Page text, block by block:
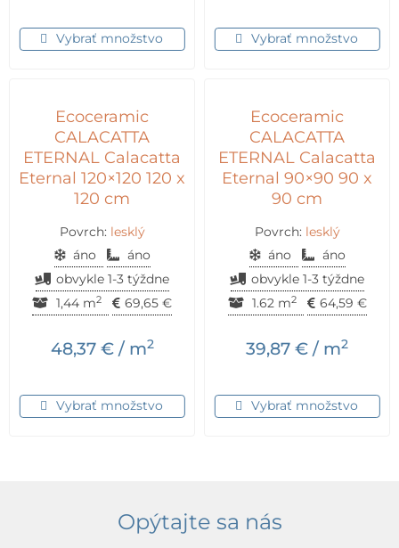
Vybrať množstvo Vybrať množstvo
Ecoceramic
CALACATTA
ETERNAL Calacatta
Eternal 120×120 120 x
120 cm
Povrch: lesklý
áno
áno
obvykle 1-3 týždne
1,44 m2 69,65 €
48,37 €/ m2
Vybrať množstvo
Ecoceramic
CALACATTA
ETERNAL Calacatta
Eternal 90×90 90 x
90 cm
Povrch: lesklý
áno
áno
obvykle 1-3 týždne
1.62 m2 64,59 €
39,87 € / m2
Vybrať množstvo
Opýtajte sa nás